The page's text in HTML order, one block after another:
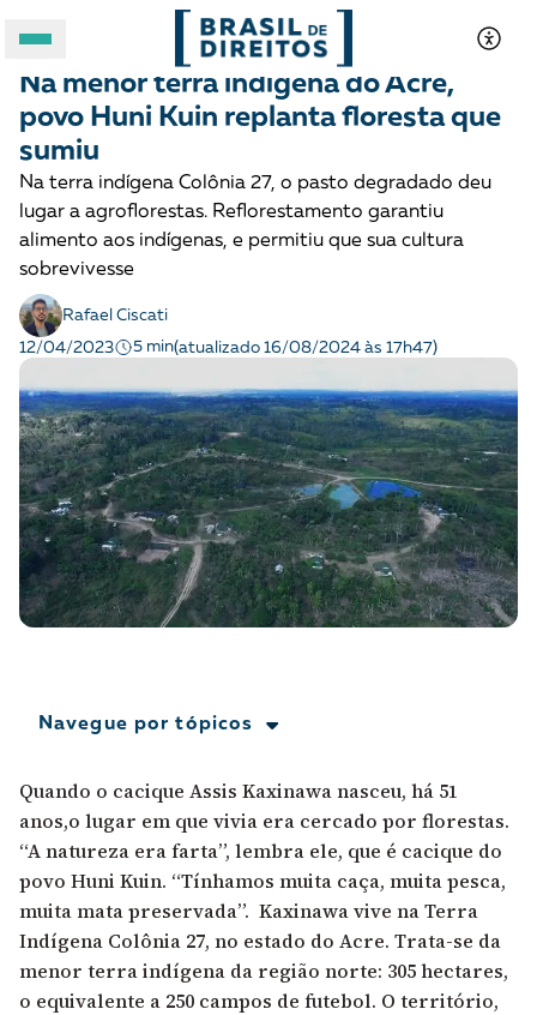
A BRASIL DE DIREITOS
ASSUNTOS
FORMATOS
Apoie a Brasil de Direitos
A [BD] conta as histórias de quem defende
direitos humanos no Brasil. Para continuar,
esse trabalho precisa da sua doação!
POVOS INDÍGENAS
Notícias
Na menor terra indígena do Acre,
povo Huni Kuin replanta floresta que
sumiu
Na terra indígena Colônia 27, o pasto degradado deu
lugar a agroflorestas. Reflorestamento garantiu
alimento aos indígenas, e permitiu que sua cultura
sobrevivesse
Rafael Ciscati
12/04/2023
5 min(atualizado 16/08/2024 às 17h47)
Navegue por tópicos
Quando o cacique Assis Kaxinawa nasceu, há 51
anos,o lugar em que vivia era cercado por florestas.
“A natureza era farta”, lembra ele, que é cacique do
povo Huni Kuin. “Tínhamos muita caça, muita pesca,
muita mata preservada”. Kaxinawa vive na Terra
Indígena Colônia 27, no estado do Acre. Trata-se da
menor terra indígena da região norte: 305 hectares,
o equivalente a 250 campos de futebol. O território,